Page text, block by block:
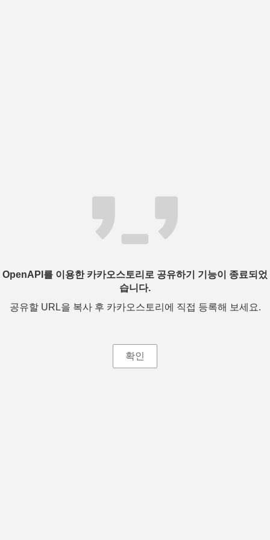
OpenAPI를 이용한 카카오스토리로 공유하기 기능이 종료되었
습니다.
공유할 URL을 복사 후 카카오스토리에 직접 등록해 보세요.
확인